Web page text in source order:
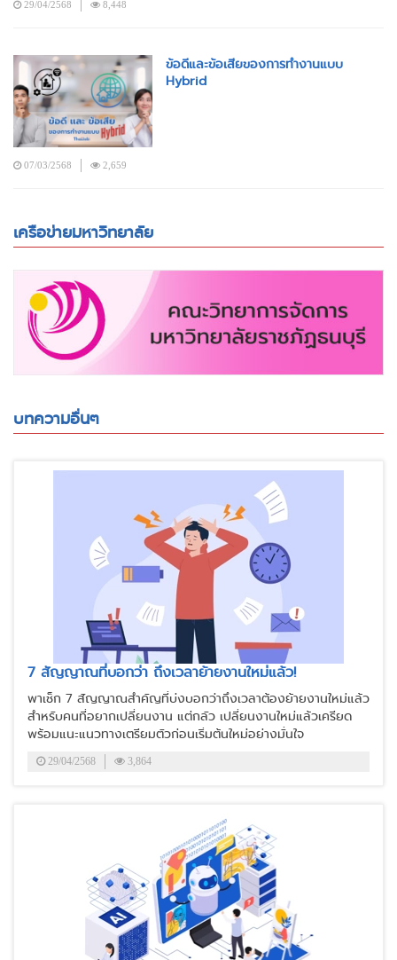
29/04/2568 8,448
ข้อดีและข้อเสียของการทำงานแบบ
Hybrid
07/03/2568 2,659
เครือข่ายมหาวิทยาลัย
บทความอื่นๆ
7 สัญญาณที่บอกว่า ถึงเวลาย้ายงานใหม่แล้ว!
พาเช็ก 7 สัญญาณสำคัญที่บ่งบอกว่าถึงเวลาต้องย้ายงานใหม่แล้ว
สำหรับคนที่อยากเปลี่ยนงาน แต่กลัว เปลี่ยนงานใหม่แล้วเครียด
พร้อมแนะแนวทางเตรียมตัวก่อนเริ่มต้นใหม่อย่างมั่นใจ
29/04/2568 3,864